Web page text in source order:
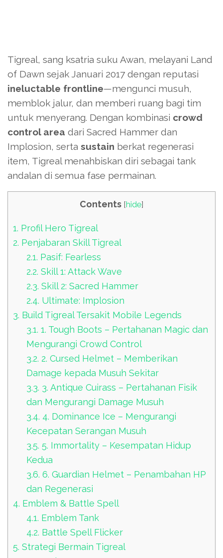
Tigreal, sang ksatria suku Awan, melayani Land
of Dawn sejak Januari 2017 dengan reputasi
ineluctable frontline—mengunci musuh,
memblok jalur, dan memberi ruang bagi tim
untuk menyerang. Dengan kombinasi crowd
control area dari Sacred Hammer dan
Implosion, serta sustain berkat regenerasi
item, Tigreal menahbiskan diri sebagai tank
andalan di semua fase permainan.
Contents [hide]
1. Profil Hero Tigreal
2. Penjabaran Skill Tigreal
2.1. Pasif: Fearless
2.2. Skill 1: Attack Wave
2.3. Skill 2: Sacred Hammer
2.4. Ultimate: Implosion
3. Build Tigreal Tersakit Mobile Legends
3.1. 1. Tough Boots – Pertahanan Magic dan
Mengurangi Crowd Control
3.2. 2. Cursed Helmet – Memberikan
Damage kepada Musuh Sekitar
3.3. 3. Antique Cuirass – Pertahanan Fisik
dan Mengurangi Damage Musuh
3.4. 4. Dominance Ice – Mengurangi
Kecepatan Serangan Musuh
3.5. 5. Immortality – Kesempatan Hidup
Kedua
3.6. 6. Guardian Helmet – Penambahan HP
dan Regenerasi
4. Emblem & Battle Spell
4.1. Emblem Tank
4.2. Battle Spell Flicker
5. Strategi Bermain Tigreal